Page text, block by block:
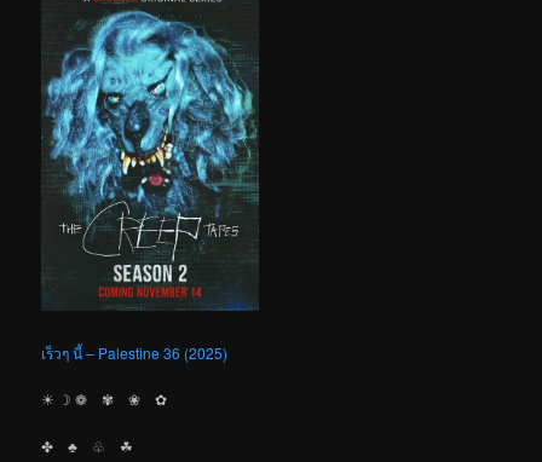
เร็วๆ นี้ – Palestine 36 (2025)
☀︎ ☽ ❁ ✾ ❀ ✿
✤ ♣︎ ♧ ☘︎